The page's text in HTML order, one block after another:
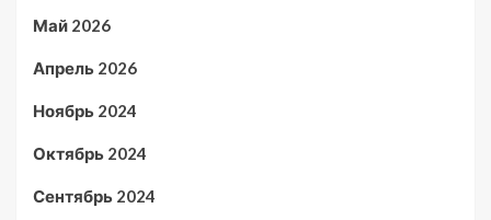
Май 2026
Апрель 2026
Ноябрь 2024
Октябрь 2024
Сентябрь 2024